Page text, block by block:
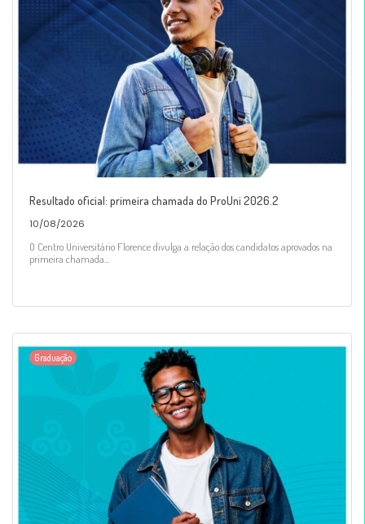
Resultado oficial: primeira chamada do ProUni 2026.2
10/08/2026
O Centro Universitário Florence divulga a relação dos candidatos aprovados na
primeira chamada...
Graduação